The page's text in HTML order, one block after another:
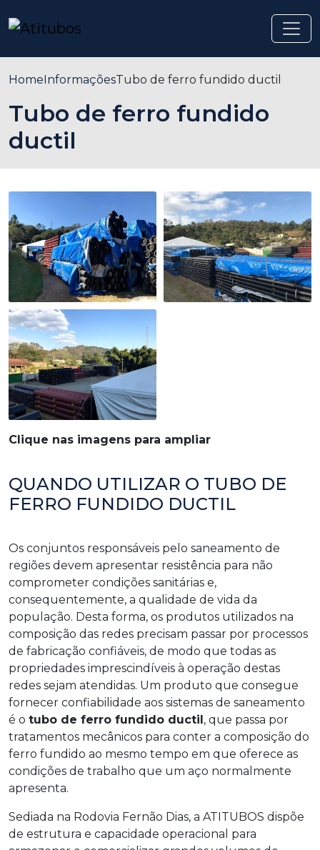
HomeInformaçõesTubo de ferro fundido ductil
Tubo de ferro fundido
ductil
Clique nas imagens para ampliar
QUANDO UTILIZAR O TUBO DE
FERRO FUNDIDO DUCTIL
Os conjuntos responsáveis pelo saneamento de
regiões devem apresentar resistência para não
comprometer condições sanitárias e,
consequentemente, a qualidade de vida da
população. Desta forma, os produtos utilizados na
composição das redes precisam passar por processos
de fabricação confiáveis, de modo que todas as
propriedades imprescindíveis à operação destas
redes sejam atendidas. Um produto que consegue
fornecer confiabilidade aos sistemas de saneamento
é o tubo de ferro fundido ductil , que passa por
tratamentos mecânicos para conter a composição do
ferro fundido ao mesmo tempo em que oferece as
condições de trabalho que um aço normalmente
apresenta.
Sediada na Rodovia Fernão Dias, a ATITUBOS dispõe
de estrutura e capacidade operacional para